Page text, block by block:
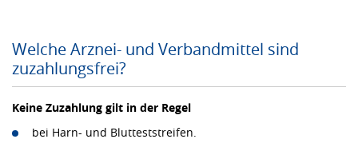
Welche Arznei- und Verbandmittel sind
zuzahlungsfrei?
Keine Zuzahlung gilt in der Regel
bei Harn- und Blutteststreifen.